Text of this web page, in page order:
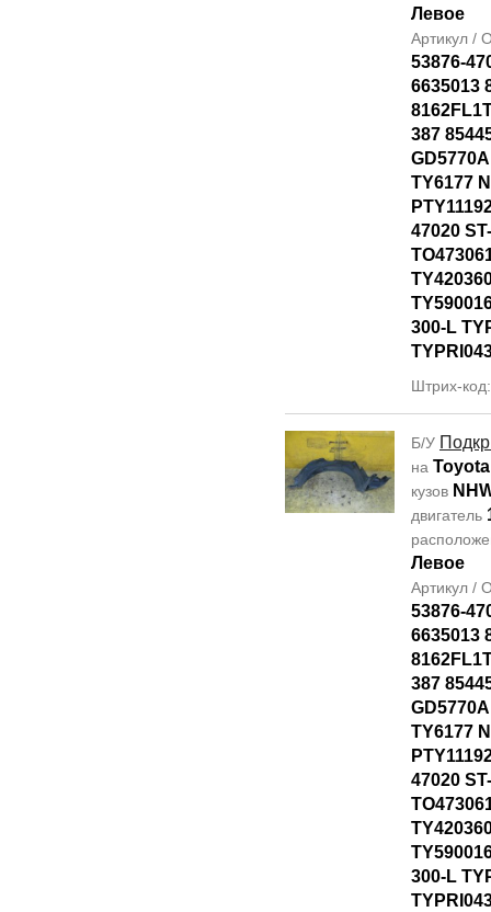
Левое
Артикул /
53876-
6635013
387
TY6177
47020
300-L
Штрих-
Б/У
на
кузов
двигатель
Левое
Артикул /
53876-
6635013
387
TY6177
47020
300-L